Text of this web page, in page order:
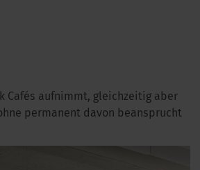
Cafés aufnimmt, gleichzeitig aber
permanent davon beansprucht